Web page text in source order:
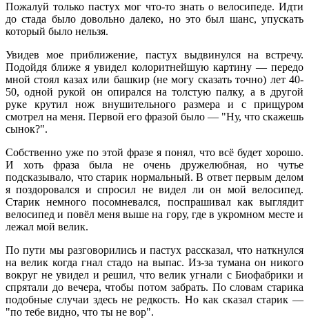
Пожалуй только пастух мог что-то знать о велосипеде. Идти
до стада было довольно далеко, но это был шанс, упускать
который было нельзя.
Увидев мое приближение, пастух выдвинулся на встречу.
Подойдя ближе я увидел колоритнейшую картину — передо
мной стоял казах или башкир (не могу сказать точно) лет 40-
50, одной рукой он опирался на толстую палку, а в другой
руке крутил нож внушительного размера и с прищуром
смотрел на меня. Первой его фразой было — "Ну, что скажешь
сынок?".
Собственно уже по этой фразе я понял, что всё будет хорошо.
И хоть фраза была не очень дружелюбная, но чутье
подсказывало, что старик нормальный. В ответ первым делом
я поздоровался и спросил не видел ли он мой велосипед.
Старик немного посомневался, поспрашивал как выглядит
велосипед и повёл меня выше на гору, где в укромном месте и
лежал мой велик.
По пути мы разговорились и пастух рассказал, что наткнулся
на велик когда гнал стадо на выпас. Из-за тумана он никого
вокруг не увидел и решил, что велик угнали с Биофабрики и
спрятали до вечера, чтобы потом забрать. По словам старика
подобные случаи здесь не редкость. Но как сказал старик —
"по тебе видно, что ты не вор".